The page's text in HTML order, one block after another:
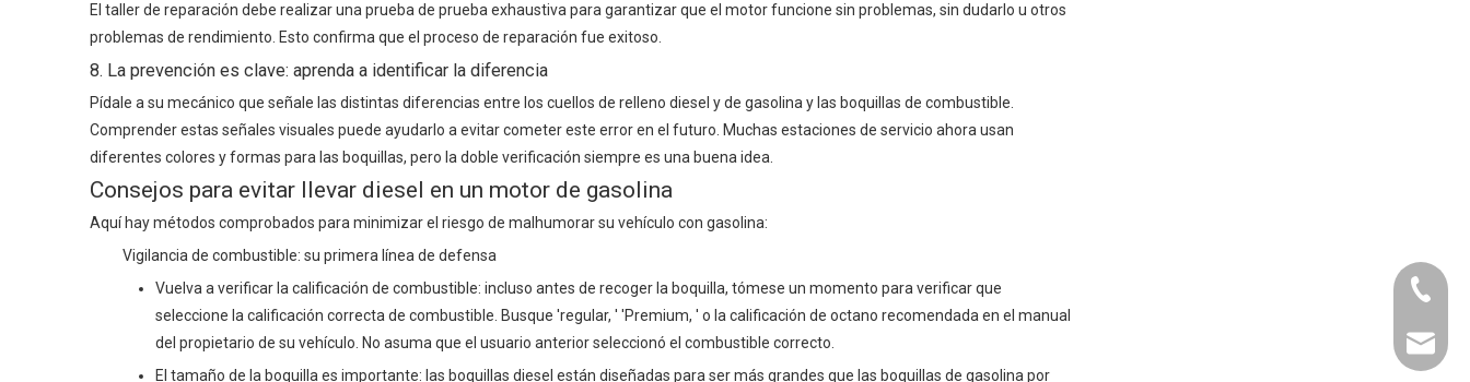
El taller de reparación debe realizar una prueba de prueba exhaustiva para garantizar que el motor funcione sin problemas, sin dudarlo u otros
problemas de rendimiento. Esto confirma que el proceso de reparación fue exitoso.
8. La prevención es clave: aprenda a identificar la diferencia
Pídale a su mecánico que señale las distintas diferencias entre los cuellos de relleno diesel y de gasolina y las boquillas de combustible.
Comprender estas señales visuales puede ayudarlo a evitar cometer este error en el futuro. Muchas estaciones de servicio ahora usan
diferentes colores y formas para las boquillas, pero la doble verificación siempre es una buena idea.
Consejos para evitar llevar diesel en un motor de gasolina
Aquí hay métodos comprobados para minimizar el riesgo de malhumorar su vehículo con gasolina:
Vigilancia de combustible: su primera línea de defensa
Vuelva a verificar la calificación de combustible: incluso antes de recoger la boquilla, tómese un momento para verificar que
seleccione la calificación correcta de combustible. Busque 'regular, ' 'Premium, ' o la calificación de octano recomendada en el manual
del propietario de su vehículo. No asuma que el usuario anterior seleccionó el combustible correcto.
El tamaño de la boquilla es importante: las boquillas diesel están diseñadas para ser más grandes que las boquillas de gasolina por
+86-